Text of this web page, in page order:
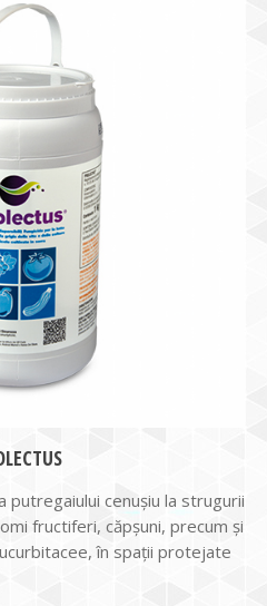
putregaiului cenușiu la strugurii
fructiferi, căpșuni, precum și
în spații protejate